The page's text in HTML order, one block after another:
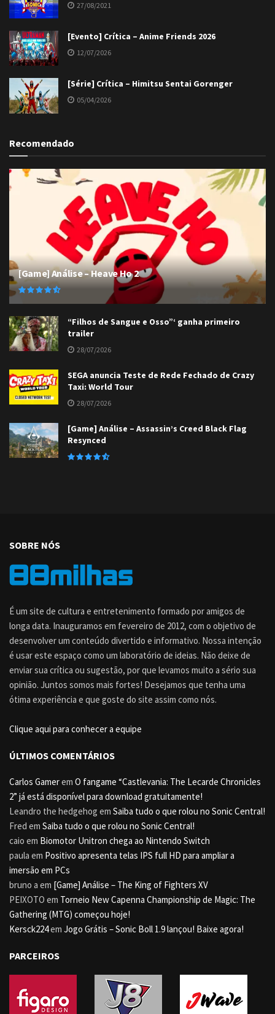
27/08/2021
[Evento] Crítica – Anime Friends 2026
12/07/2026
[Série] Crítica – Himitsu Sentai Gorenger
05/04/2026
Recomendado
[Game] Análise – Heave Ho 2
“Filhos de Sangue e Osso”‘ ganha primeiro
trailer
28/07/2026
SEGA anuncia Teste de Rede Fechado de Crazy
Taxi: World Tour
28/07/2026
[Game] Análise – Assassin’s Creed Black Flag
Resynced
SOBRE NÓS
É um site de cultura e entretenimento formado por amigos de
longa data. Inauguramos em fevereiro de 2012, com o objetivo de
desenvolver um conteúdo divertido e informativo. Nossa intenção
é usar este espaço como um laboratório de ideias. Não deixe de
enviar sua crítica ou sugestão, por que levamos muito a sério sua
opinião. Juntos somos mais fortes! Desejamos que tenha uma
ótima experiência e que goste do site assim como nós.
Clique aqui para conhecer a equipe
ÚLTIMOS COMENTÁRIOS
Carlos Gamerem O fangame “Castlevania: The Lecarde Chronicles
2” já está disponível para download gratuitamente!
Leandro the hedgehog em Saiba tudo o que rolou no Sonic Central!
Fred em Saiba tudo o que rolou no Sonic Central!
caio em Biomotor Unitron chega ao Nintendo Switch
paula em Positivo apresenta telas IPS full HD para ampliar a
imersão em PCs
bruno a em [Game] Análise – The King of Fighters XV
PEIXOTO em Torneio New Capenna Championship de Magic: The
Gathering (MTG) começou hoje!
Kersck224em Jogo Grátis – Sonic Boll 1.9 lançou! Baixe agora!
PARCEIROS